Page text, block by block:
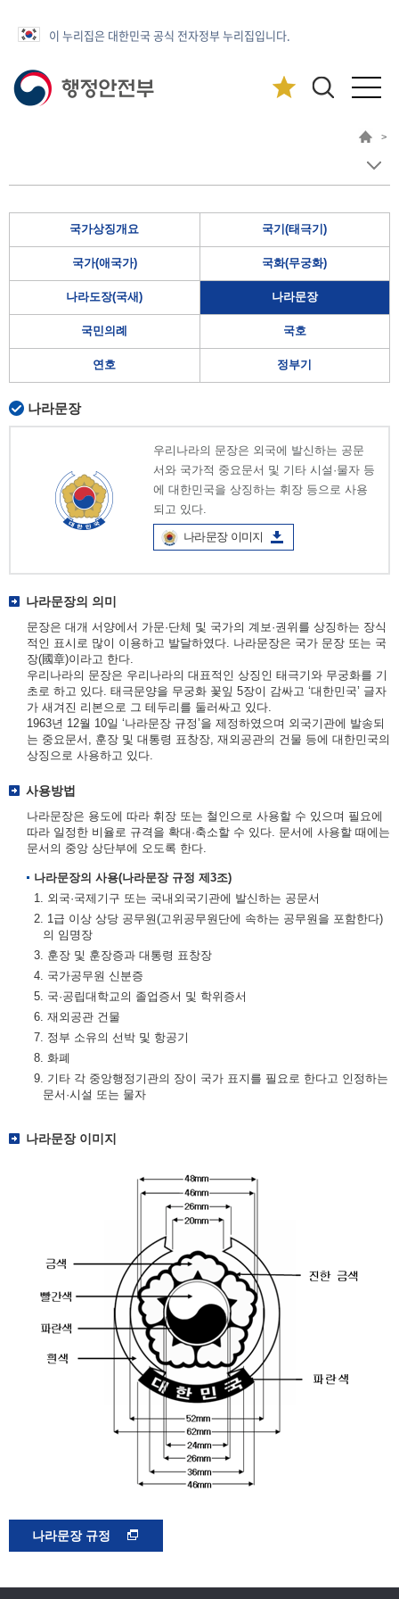
이 누리집은 대한민국 공식 전자정부 누리집입니다.
>
국가상징개요 국기(태극기)
국가(애국가) 국화(무궁화)
나라도장(국새) 나라문장
국민의례 국호
연호 정부기
나라문장
우리나라의 문장은 외국에 발신하는 공문
서와 국가적 중요문서 및 기타 시설·물자 등
에 대한민국을 상징하는 휘장 등으로 사용
되고 있다.
나라문장 이미지
나라문장의 의미
문장은 대개 서양에서 가문·단체 및 국가의 계보·권위를 상징하는 장식
적인 표시로 많이 이용하고 발달하였다. 나라문장은 국가 문장 또는 국
장(國章)이라고 한다.
우리나라의 문장은 우리나라의 대표적인 상징인 태극기와 무궁화를 기
초로 하고 있다. 태극문양을 무궁화 꽃잎 5장이 감싸고 ‘대한민국’ 글자
가 새겨진 리본으로 그 테두리를 둘러싸고 있다.
1963년 12월 10일 ‘나라문장 규정’을 제정하였으며 외국기관에 발송되
는 중요문서, 훈장 및 대통령 표창장, 재외공관의 건물 등에 대한민국의
상징으로 사용하고 있다.
사용방법
나라문장은 용도에 따라 휘장 또는 철인으로 사용할 수 있으며 필요에
따라 일정한 비율로 규격을 확대·축소할 수 있다. 문서에 사용할 때에는
문서의 중앙 상단부에 오도록 한다.
나라문장의 사용(나라문장 규정 제3조)
1. 외국·국제기구 또는 국내외국기관에 발신하는 공문서
2. 1급 이상 상당 공무원(고위공무원단에 속하는 공무원을 포함한다)
의 임명장
3. 훈장 및 훈장증과 대통령 표창장
4. 국가공무원 신분증
5. 국·공립대학교의 졸업증서 및 학위증서
6. 재외공관 건물
7. 정부 소유의 선박 및 항공기
8. 화폐
9. 기타 각 중앙행정기관의 장이 국가 표지를 필요로 한다고 인정하는
문서·시설 또는 물자
나라문장 이미지
나라문장 규정